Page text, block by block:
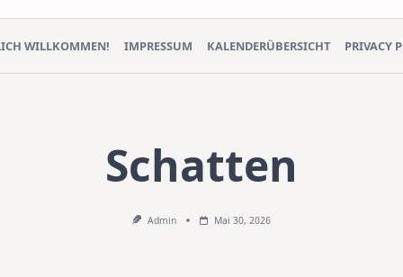
WILLKOMMEN! IMPRESSUM KALENDERÜBERSICHT PRIVACY
Schatten
Admin Mai 30, 2026